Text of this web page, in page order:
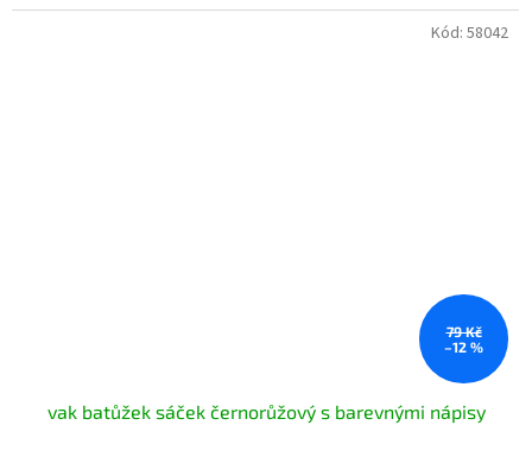
79 Kč
–12 %
vak batůžek sáček černorůžový s barevnými nápisy
Kód: 58042